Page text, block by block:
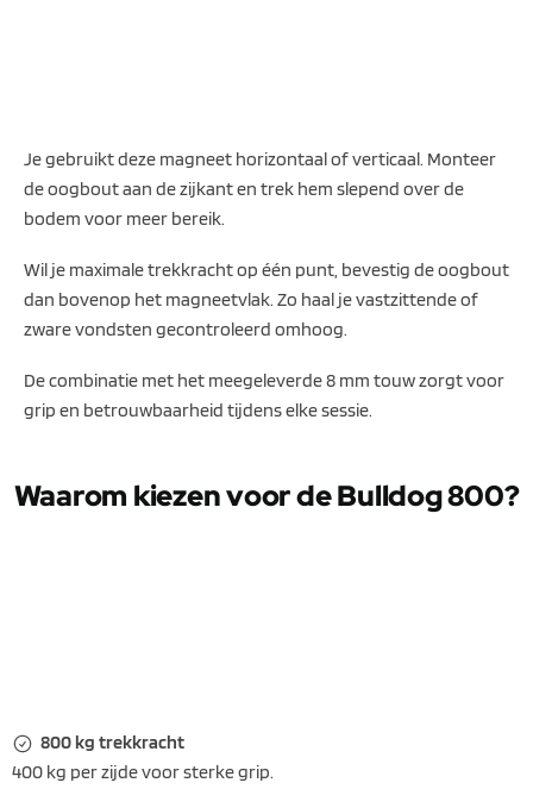
Je gebruikt deze magneet horizontaal of verticaal. Monteer
de oogbout aan de zijkant en trek hem slepend over de
bodem voor meer bereik.
Wil je maximale trekkracht op één punt, bevestig de oogbout
dan bovenop het magneetvlak. Zo haal je vastzittende of
zware vondsten gecontroleerd omhoog.
De combinatie met het meegeleverde 8 mm touw zorgt voor
grip en betrouwbaarheid tijdens elke sessie.
Waarom kiezen voor de Bulldog 800?
800 kg trekkracht
400 kg per zijde voor sterke grip.